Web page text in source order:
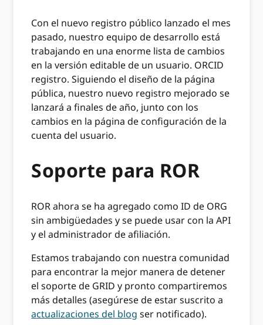
Con el nuevo registro público lanzado el mes
pasado, nuestro equipo de desarrollo está
trabajando en una enorme lista de cambios
en la versión editable de un usuario. ORCID
registro. Siguiendo el diseño de la página
pública, nuestro nuevo registro mejorado se
lanzará a finales de año, junto con los
cambios en la página de configuración de la
cuenta del usuario.
Soporte para ROR
ROR ahora se ha agregado como ID de ORG
sin ambigüedades y se puede usar con la API
y el administrador de afiliación.
Estamos trabajando con nuestra comunidad
para encontrar la mejor manera de detener
el soporte de GRID y pronto compartiremos
más detalles (asegúrese de estar suscrito a
actualizaciones del blog ser notificado).